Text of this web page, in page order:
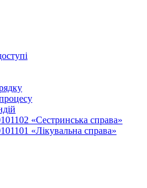
«Сестринська справа»
«Лікувальна справа»